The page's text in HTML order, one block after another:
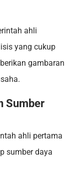
ahli
yang cukup
gambaran
Sumber
ahli pertama
sumber daya